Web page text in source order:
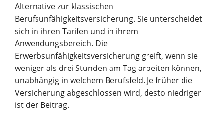
Alternative zur klassischen
Berufsunfähigkeitsversicherung. Sie unterscheidet
sich in ihren Tarifen und in ihrem
Anwendungsbereich. Die
Erwerbsunfähigkeitsversicherung greift, wenn sie
weniger als drei Stunden am Tag arbeiten können,
unabhängig in welchem Berufsfeld. Je früher die
Versicherung abgeschlossen wird, desto niedriger
ist der Beitrag.